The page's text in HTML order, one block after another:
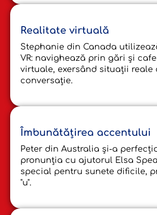
Realitate virtuală
Stephanie din Canada
VR: navighează prin gări și
virtuale, exersând situații reale
conversație.
Îmbunătățirea accentului
Peter din Australia și-a
pronunția cu ajutorul Elsa
special pentru sunete dificile,
"u".